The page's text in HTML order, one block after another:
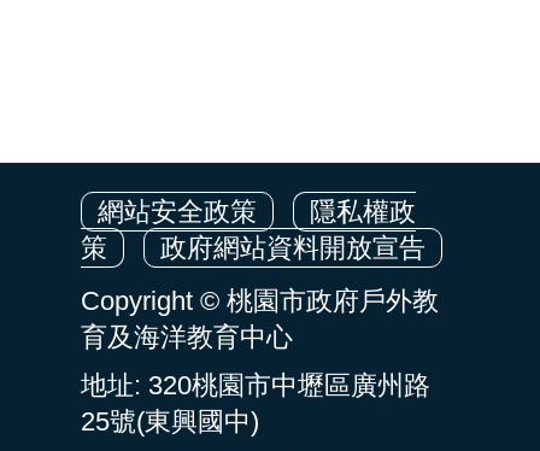
網站安全政策
隱私權政
策
政府網站資料開放宣告
Copyright © 桃園市政府戶外教
育及海洋教育中心
地址: 320桃園市中壢區廣州路
25號(東興國中)